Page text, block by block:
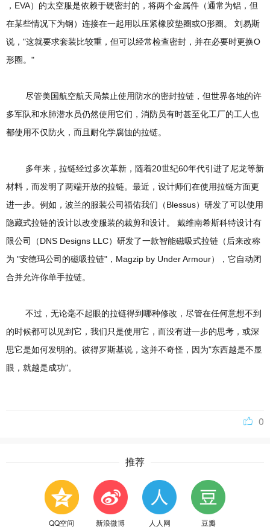
，EVA）的太空服是依赖于硬密封的，将两个金属件（通常为铝，但
在某些情况下为钢）连接在一起用以压紧橡胶垫圈或O形圈。 刘易斯
说，"这就要求套装比较重，但可以经常检查密封，并在必要时更换O
形圈。"
尽管美国航空航天局禁止使用防水的密封拉链，但世界各地的许
多军队和水肺潜水员仍然使用它们，消防员有时甚至化工厂的工人也
都使用不仅防火，而且耐化学腐蚀的拉链。
多年来，拉链经过多次革新，随着20世纪60年代引进了尼龙等新
材料，而发明了两端开放的拉链。最近，设计师们在使用拉链方面更
进一步。例如，波兰的服装公司福佑我们（Blessus）研发了可以使用
隐藏式拉链的设计以改变服装的裁剪和设计。 戴维南希斯科特设计有
限公司（DNS Designs LLC）研发了一款智能磁吸式拉链（后来改称
为 "安德玛公司的磁吸拉链"，Magzip by Under Armour），它自动闭
合并允许你单手拉链。
不过，无论毫不起眼的拉链得到哪种修改，尽管在任何意想不到
的时候都可以见到它，我们只是使用它，而没有进一步的思考，或深
思它是如何发明的。彼得罗斯基说，这并不奇怪，因为"东西越是不显
眼，就越是成功"。
0
推荐
QQ空间 新浪微博 人人网 豆瓣